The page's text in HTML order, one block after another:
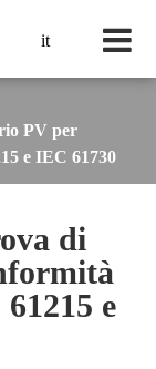
it
PV per
e IEC 61730
di
e